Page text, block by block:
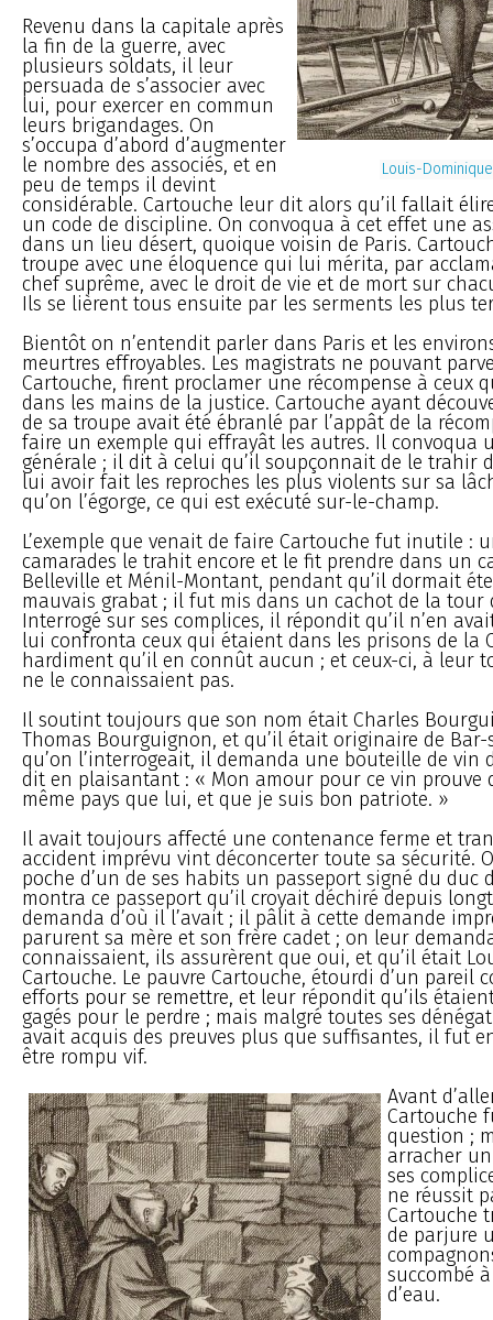
Louis-
Revenu dans la capitale après
la fin de la guerre, avec
plusieurs soldats, il leur
persuada de s’associer avec
lui, pour exercer en commun
leurs brigandages. On
s’occupa d’abord d’augmenter
le nombre des associés, et en
peu de temps il devint
considérable. Cartouche leur dit alors qu’il fallait
un code de discipline. On convoqua à cet effet une
dans un lieu désert, quoique voisin de Paris.
troupe avec une éloquence qui lui mérita, par
chef suprême, avec le droit de vie et de mort sur
Ils se lièrent tous ensuite par les serments les plus
Bientôt on n’entendit parler dans Paris et les
meurtres effroyables. Les magistrats ne pouvant
Cartouche, firent proclamer une récompense à ceux
dans les mains de la justice. Cartouche ayant
de sa troupe avait été ébranlé par l’appât de la
faire un exemple qui effrayât les autres. Il convoqua
générale ; il dit à celui qu’il soupçonnait de le trahir
lui avoir fait les reproches les plus violents sur sa
qu’on l’égorge, ce qui est exécuté sur-le-champ.
L’exemple que venait de faire Cartouche fut inutile :
camarades le trahit encore et le fit prendre dans un
Belleville et Ménil-Montant, pendant qu’il dormait
mauvais grabat ; il fut mis dans un cachot de la tour
Interrogé sur ses complices, il répondit qu’il n’en
lui confronta ceux qui étaient dans les prisons de la
hardiment qu’il en connût aucun ; et ceux-ci, à leur
ne le connaissaient pas.
Il soutint toujours que son nom était Charles
Thomas Bourguignon, et qu’il était originaire de
qu’on l’interrogeait, il demanda une bouteille de vin
dit en plaisantant : « Mon amour pour ce vin prouve
même pays que lui, et que je suis bon patriote. »
Il avait toujours affecté une contenance ferme et
accident imprévu vint déconcerter toute sa sécurité.
poche d’un de ses habits un passeport signé du duc
montra ce passeport qu’il croyait déchiré depuis
demanda d’où il l’avait ; il pâlit à cette demande
parurent sa mère et son frère cadet ; on leur
connaissaient, ils assurèrent que oui, et qu’il était
Cartouche. Le pauvre Cartouche, étourdi d’un pareil
efforts pour se remettre, et leur répondit qu’ils
gagés pour le perdre ; mais malgré toutes ses
avait acquis des preuves plus que suffisantes, il fut
être rompu vif.
Avant
Cartouche
question ;
arracher
ses
ne réussit
Cartouche
de parjure
succombé
d’eau.